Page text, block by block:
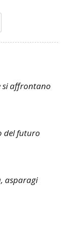
si affrontano
del futuro
asparagi